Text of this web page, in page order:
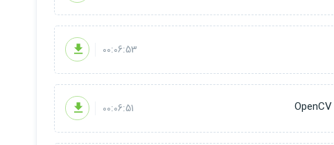
00:06:53
00:06:51